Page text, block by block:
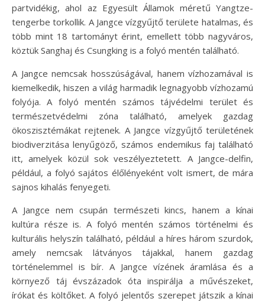
partvidékig, ahol az Egyesült Államok méretű Yangtze-
tengerbe torkollik. A Jangce vízgyűjtő területe hatalmas, és
több mint 18 tartományt érint, emellett több nagyváros,
köztük Sanghaj és Csungking is a folyó mentén található.
A Jangce nemcsak hosszúságával, hanem vízhozamával is
kiemelkedik, hiszen a világ harmadik legnagyobb vízhozamú
folyója. A folyó mentén számos tájvédelmi terület és
természetvédelmi zóna található, amelyek gazdag
ökoszisztémákat rejtenek. A Jangce vízgyűjtő területének
biodiverzitása lenyűgöző, számos endemikus faj található
itt, amelyek közül sok veszélyeztetett. A Jangce-delfin,
például, a folyó sajátos élőlényeként volt ismert, de mára
sajnos kihalás fenyegeti.
A Jangce nem csupán természeti kincs, hanem a kínai
kultúra része is. A folyó mentén számos történelmi és
kulturális helyszín található, például a híres három szurdok,
amely nemcsak látványos tájakkal, hanem gazdag
történelemmel is bír. A Jangce vízének áramlása és a
környező táj évszázadok óta inspirálja a művészeket,
írókat és költőket. A folyó jelentős szerepet játszik a kínai